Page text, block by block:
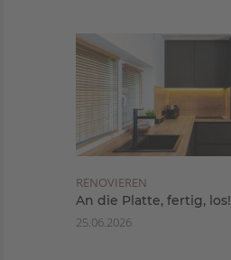
RENOVIEREN
An die Platte, fertig, los!
25.06.2026